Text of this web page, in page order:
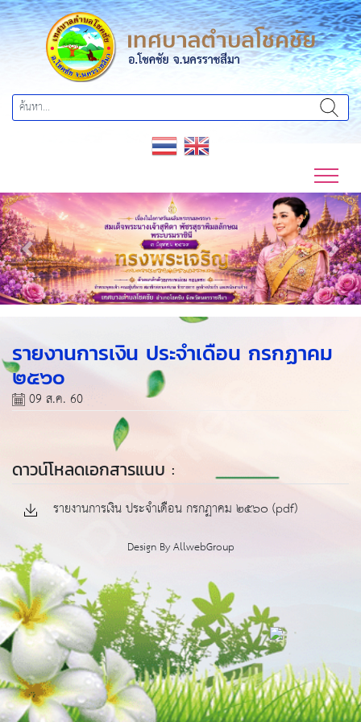
Previous Next
รายงานการเงิน ประจำเดือน กรกฏาคม
๒๕๖๐
09 ส.ค. 60
ดาวน์โหลดเอกสารแนบ :
รายงานการเงิน ประจำเดือน กรกฏาคม ๒๕๖๐ (pdf)
Design ByAllwebGroup